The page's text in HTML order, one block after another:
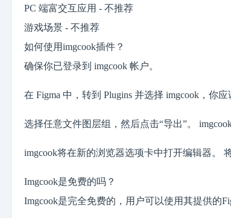
PC 端富交互应用 - 不推荐
游戏场景 - 不推荐
如何使用imgcook插件？
确保你已登录到 imgcook 帐户。
在 Figma 中，转到 Plugins 并选择 imgcook，你
选择任意文件图层组，然后点击“导出”。
imgcook将在新的浏览器选项卡中打开编辑器。
Imgcook是免费的吗？
Imgcook是完全免费的，用户可以使用其提供的